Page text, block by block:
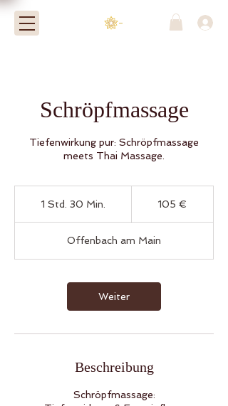
-
Schröpfmassage
Tiefenwirkung pur: Schröpfmassage
meets Thai Massage.
1 Std. 30 Min.
d
3
M
i
n
105 €
Offenbach am Main
Weiter
Beschreibung
Schröpfmassage: